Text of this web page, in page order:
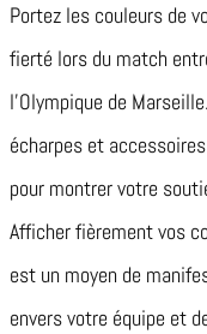
Portez les couleurs de
fierté lors du match
l’Olympique de
écharpes et
pour montrer votre
Afficher fièrement vos
est un moyen de
envers votre équipe et